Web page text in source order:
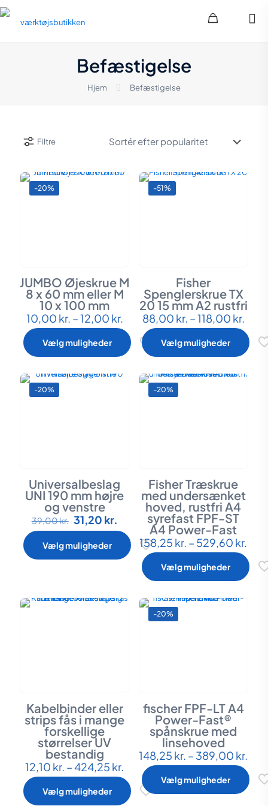
Befæstigelse
Hjem Befæstigelse
Filtre
-20%
JUMBO Øjeskrue M
8 x 60 mm eller M
10 x 100 mm
Dette
vare
har
Mulighederne
10,00 kr. –12,00 kr. Prisinterval:
10,00 kr.
til
12,00 kr.
Vælg muligheder
-51%
Fisher
Spenglerskrue TX
20 15 mm A2 rustfri
Dette
vare
har
Mulighederne
88,00 kr. –118,00 kr.
til
Vælg muligheder
-20%
Universalbeslag
UNI 190 mm højre
og venstre
Dette
vare
har
flere
vælges
39,00kr. Den
oprindelige
pris
var:
31,20 kr.
aktuelle
pris
er:
31,20 kr..
Vælg muligheder
-20%
Fisher Træskrue
med undersænket
hoved, rustfri A4
syrefast FPF-ST
A4 Power-Fast
Dette
vare
har
Mulighederne
158,25 kr. – 529,60 kr.
til
Vælg muligheder
Kabelbinder eller
strips fås i mange
forskellige
størrelser UV
bestandig
Dette
vare
har
12,10 kr. –424,25 kr. Prisinterval:
12,10 kr.
til
424,25 kr.
Vælg muligheder
-20%
fischer FPF-LT A4
Power-Fast®
spånskrue med
linsehoved
Dette
vare
har
148,25 kr. – 389,00 kr.
til
Vælg muligheder